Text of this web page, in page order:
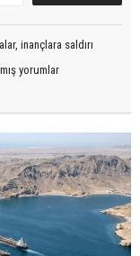
inançlara saldırı
yorumlar